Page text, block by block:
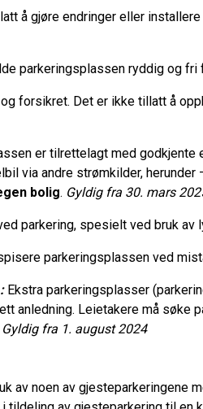
å gjøre endringer eller
parkeringsplassen ryddig og fri
forsikret. Det er ikke tillatt å
er tilrettelagt med godkjente
via andre strømkilder,
bolig. Gyldig fra 30. mars
parkering, spesielt ved bruk av
parkeringsplassen ved
: Ekstra parkeringsplasser
anledning. Leietakere må søke
Gyldig fra 1. august 2024
av noen av gjesteparkeringene